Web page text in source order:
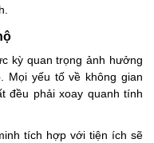
kỳ quan trọng ảnh hưởng
Mọi yếu tố về không gian
đều phải xoay quanh tính
tích hợp với tiện ích sẽ